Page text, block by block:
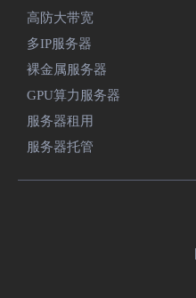
高防大带宽
多IP服务器
裸金属服务器
GPU算力服务器
服务器租用
服务器托管